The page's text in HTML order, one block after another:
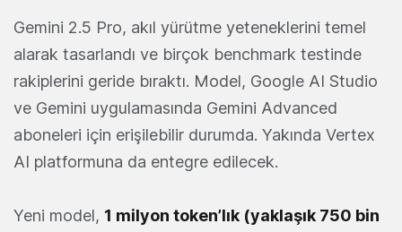
Gemini 2.5 Pro, akıl yürütme yeteneklerini temel
alarak tasarlandı ve birçok benchmark testinde
rakiplerini geride bıraktı. Model, Google AI Studio
ve Gemini uygulamasında Gemini Advanced
aboneleri için erişilebilir durumda. Yakında Vertex
AI platformuna da entegre edilecek.
Yeni model, 1 milyon token’lık (yaklaşık 750 bin